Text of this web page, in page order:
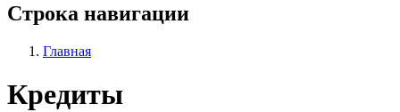
Строка навигации
Главная
Кредиты